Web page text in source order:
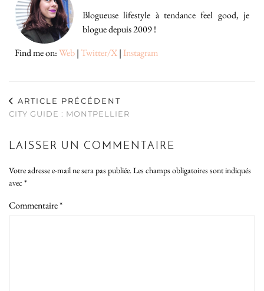
Blogueuse lifestyle à tendance feel good, je
blogue depuis 2009 !
Find me on:Web|Twitter/X| Instagram
ARTICLE PRÉCÉDENT
CITY GUIDE : MONTPELLIER
LAISSER UN COMMENTAIRE
Votre adresse e-mail ne sera pas publiée.Les champs obligatoires sont indiqués
avec *
Commentaire*